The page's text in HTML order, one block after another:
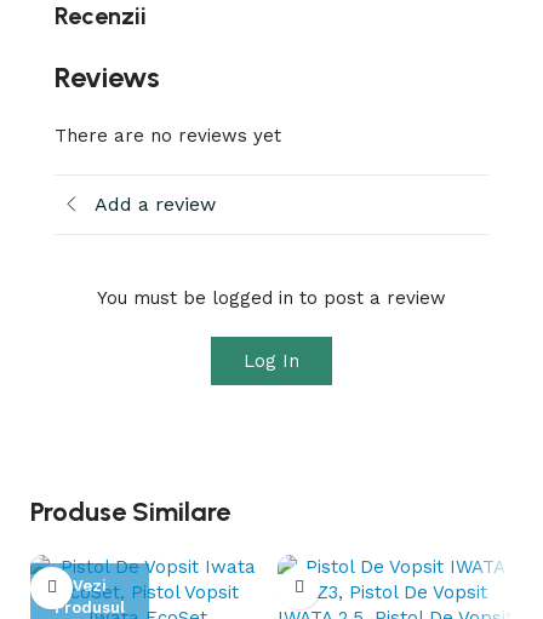
Recenzii
Reviews
There are no reviews yet
Add a review
You must be logged in to post a review
Log In
Produse Similare
Vezi
Produsul